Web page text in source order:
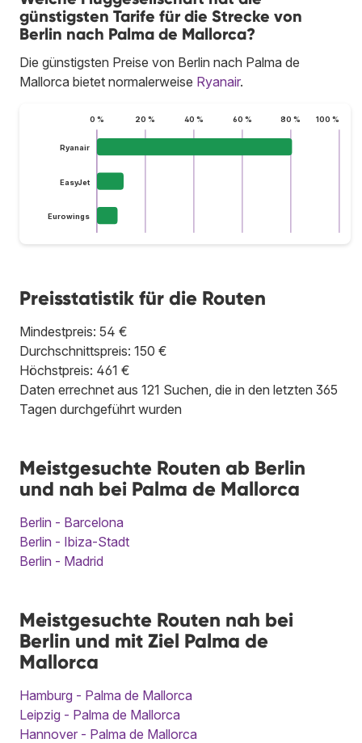
günstigsten Tarife für die Strecke von
Berlin nach Palma de Mallorca?
Die günstigsten Preise von Berlin nach Palma de
Mallorca bietet normalerweise Ryanair.
0 % 20 % 40 % 60 % 80 % 100 %
Ryanair
EasyJet
Eurowings
Preisstatistik für die Routen
Mindestpreis: 54 €
Durchschnittspreis: 150 €
Höchstpreis: 461 €
Daten errechnet aus 121 Suchen, die in den letzten 365
Tagen durchgeführt wurden
Meistgesuchte Routen ab Berlin
und nah bei Palma de Mallorca
Berlin - Barcelona
Berlin - Ibiza-Stadt
Berlin - Madrid
Meistgesuchte Routen nah bei
Berlin und mit Ziel Palma de
Mallorca
Hamburg - Palma de Mallorca
Leipzig - Palma de Mallorca
Hannover - Palma de Mallorca